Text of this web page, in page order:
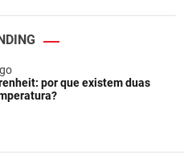
por que existem duas